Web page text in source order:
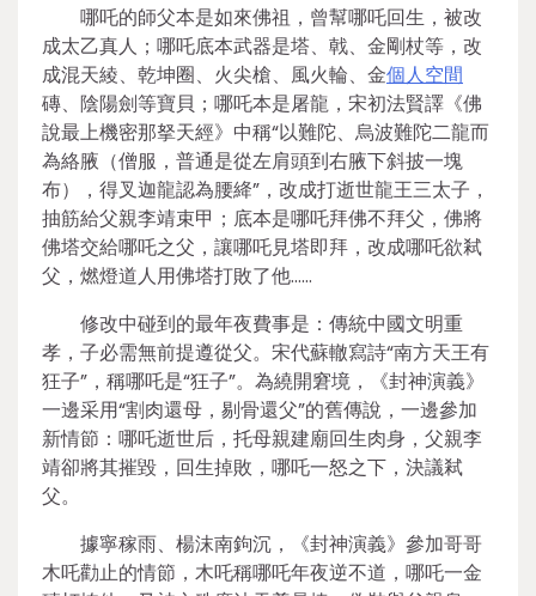
哪吒的師父本是如來佛祖，曾幫哪吒回生，被改
成太乙真人；哪吒底本武器是塔、戟、金剛杖等，改
成混天綾、乾坤圈、火尖槍、風火輪、金個人空間
磚、陰陽劍等寶貝；哪吒本是屠龍，宋初法賢譯《佛
說最上機密那拏天經》中稱“以難陀、烏波難陀二龍而
為絡腋（僧服，普通是從左肩頭到右腋下斜披一塊
布），得叉迦龍認為腰絳”，改成打逝世龍王三太子，
抽筋給父親李靖束甲；底本是哪吒拜佛不拜父，佛將
佛塔交給哪吒之父，讓哪吒見塔即拜，改成哪吒欲弒
父，燃燈道人用佛塔打敗了他……
修改中碰到的最年夜費事是：傳統中國文明重
孝，子必需無前提遵從父。宋代蘇轍寫詩“南方天王有
狂子”，稱哪吒是“狂子”。為繞開窘境，《封神演義》
一邊采用“割肉還母，剔骨還父”的舊傳說，一邊參加
新情節：哪吒逝世后，托母親建廟回生肉身，父親李
靖卻將其摧毀，回生掉敗，哪吒一怒之下，決議弒
父。
據寧稼雨、楊沫南鉤沉，《封神演義》參加哥哥
木吒勸止的情節，木吒稱哪吒年夜逆不道，哪吒一金